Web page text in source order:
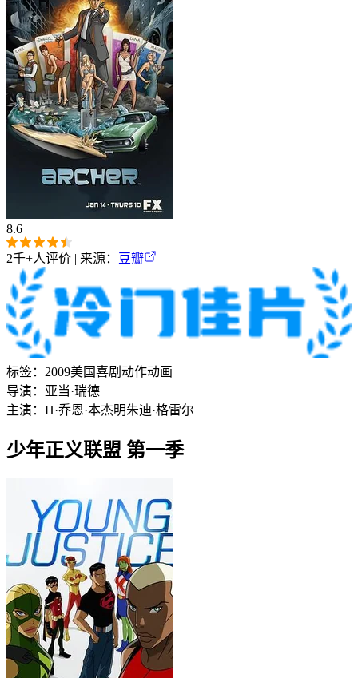
8.6
2千+人评价 | 来源： 豆瓣
标签： 2009美国喜剧 动作动画
导演： 亚当·瑞德
主演： H·乔恩·本杰明朱迪·格雷尔
少年正义联盟 第一季